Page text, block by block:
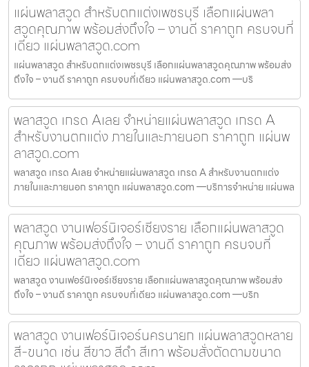
แผ่นพลาสวูด สำหรับตกแต่งเพชรบุรี เลือกแผ่นพลา
สวูดคุณภาพ พร้อมส่งถึงใจ – งานดี ราคาถูก ครบจบที่
เดียว แผ่นพลาสวูด.com
แผ่นพลาสวูด สำหรับตกแต่งเพชรบุรี เลือกแผ่นพลาสวูดคุณภาพ พร้อมส่ง
ถึงใจ – งานดี ราคาถูก ครบจบที่เดียว แผ่นพลาสวูด.com —บริ
พลาสวูด เกรด Aเลย จำหน่ายแผ่นพลาสวูด เกรด A
สำหรับงานตกแต่ง ภายในและภายนอก ราคาถูก แผ่นพ
ลาสวูด.com
พลาสวูด เกรด Aเลย จำหน่ายแผ่นพลาสวูด เกรด A สำหรับงานตกแต่ง
ภายในและภายนอก ราคาถูก แผ่นพลาสวูด.com —บริการจำหน่าย แผ่นพล
พลาสวูด งานเฟอร์นิเจอร์เชียงราย เลือกแผ่นพลาสวูด
คุณภาพ พร้อมส่งถึงใจ – งานดี ราคาถูก ครบจบที่
เดียว แผ่นพลาสวูด.com
พลาสวูด งานเฟอร์นิเจอร์เชียงราย เลือกแผ่นพลาสวูดคุณภาพ พร้อมส่ง
ถึงใจ – งานดี ราคาถูก ครบจบที่เดียว แผ่นพลาสวูด.com —บริก
พลาสวูด งานเฟอร์นิเจอร์นครนายก แผ่นพลาสวูดหลาย
สี-ขนาด เช่น สีขาว สีดำ สีเทา พร้อมสั่งตัดตามขนาด